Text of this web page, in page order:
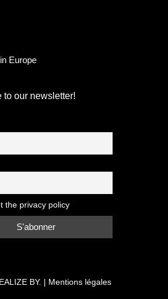
Europe
to our newsletter!
the privacy policy
BY. | Mentions légales